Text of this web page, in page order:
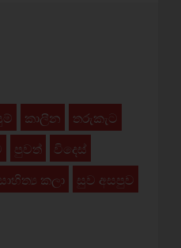
කාලීන
තරුකැට
පුවත්
විදෙස්
කලා සුව අසපුව